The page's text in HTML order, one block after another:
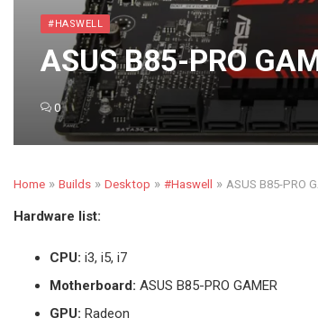
#HASWELL
ASUS B85-PRO
0
Home » Builds » Desktop » #Haswell » ASUS B85-PRO
Hardware list:
CPU: i3, i5, i7
Motherboard: ASUS B85-PRO GAMER
GPU: Radeon